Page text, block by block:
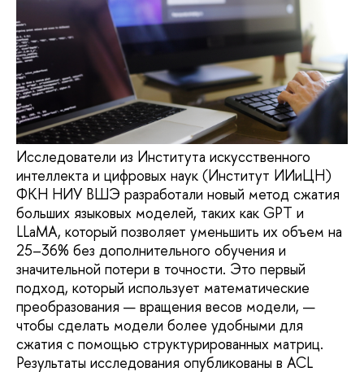
Исследователи из Института искусственного
интеллекта и цифровых наук (Институт ИИиЦН)
ФКН НИУ ВШЭ разработали новый метод сжатия
больших языковых моделей, таких как GPT и
LLaMA, который позволяет уменьшить их объем на
25–36% без дополнительного обучения и
значительной потери в точности. Это первый
подход, который использует математические
преобразования — вращения весов модели, —
чтобы сделать модели более удобными для
сжатия с помощью структурированных матриц.
Результаты исследования опубликованы в ACL